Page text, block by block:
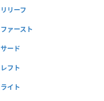
リリーフ
ファースト
サード
レフト
ライト